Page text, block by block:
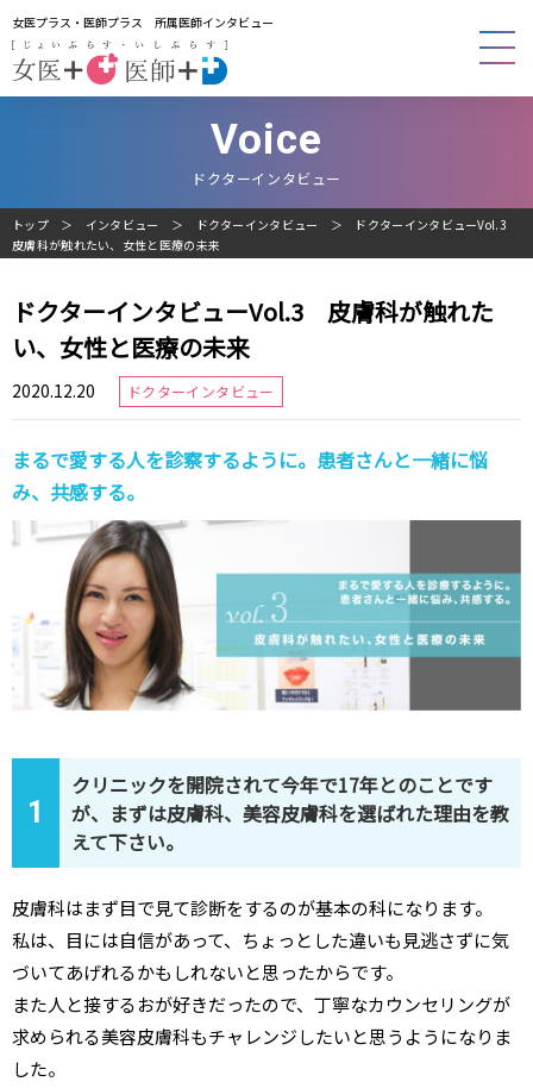
女医プラス・医師プラス 所属医師インタビュー
Voice
ドクターインタビュー
トップ インタビュー ドクターインタビュー
ドクターインタビューVol.3
皮膚科が触れたい、女性と医療の未来
ドクターインタビューVol.3 皮膚科が触れた
い、女性と医療の未来
2020.12.20 ドクターインタビュー
まるで愛する人を診察するように。患者さんと一緒に悩
み、共感する。
1
クリニックを開院されて今年で17年とのことです
が、まずは皮膚科、美容皮膚科を選ばれた理由を教
えて下さい。
皮膚科はまず目で見て診断をするのが基本の科になります。
私は、目には自信があって、ちょっとした違いも見逃さずに気
づいてあげれるかもしれないと思ったからです。
また人と接するおが好きだったので、丁寧なカウンセリングが
求められる美容皮膚科もチャレンジしたいと思うようになりま
した。